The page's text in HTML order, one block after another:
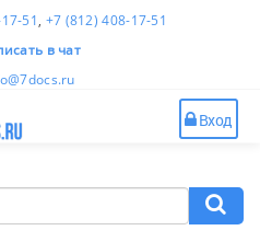
51, +7 (812) 408-17-51
в чат
Вход